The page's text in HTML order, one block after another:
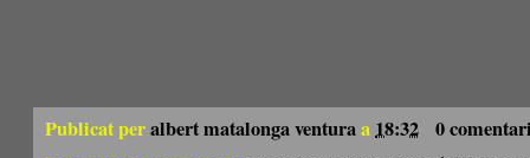
Publicat peralbert matalonga venturaa18:32 0